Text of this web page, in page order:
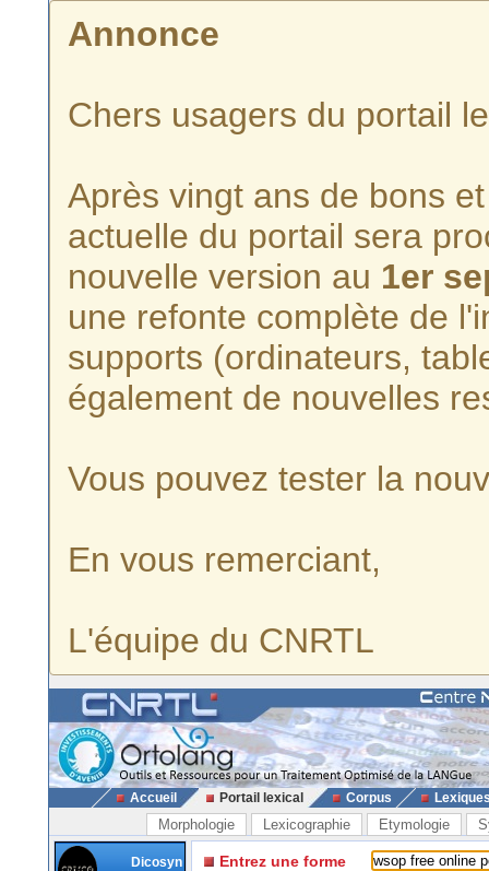
Annonce
Chers usagers du portail
Après vingt ans de bons
actuelle du portail sera
nouvelle version au 1er
une refonte complète de
supports (ordinateurs,
également de nouvelles
Vous pouvez tester la
En vous remerciant,
L'équipe du CNRTL
Accueil Portail lexical Corpus
Morphologie Lexicographie Etymologie
Dicosyn
Entrez une forme